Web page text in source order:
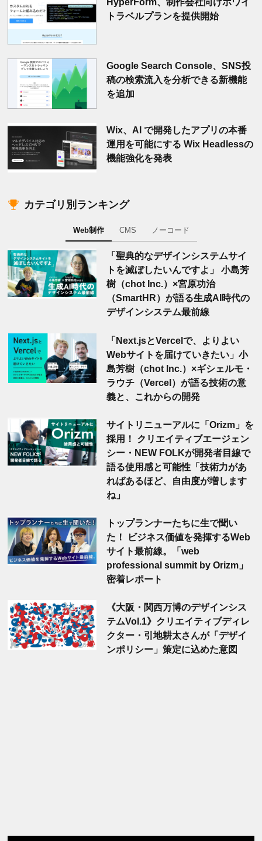
トラベルプランを提供開始
Google Search Console、SNS投
稿の検索流入を分析できる新機能
を追加
Wix、AI で開発したアプリの本番
運用を可能にする Wix Headlessの
機能強化を発表
カテゴリ別ランキング
Web制作 CMS ノーコード
「聖典的なデザインシステムサイ
トを滅ぼしたいんですよ」 小島芳
樹（chot Inc.）×宮原功治
（SmartHR）が語る生成AI時代の
デザインシステム最前線
「Next.jsとVercelで、よりよい
Webサイトを届けていきたい」小
島芳樹（chot Inc.）×ギシェルモ・
ラウチ（Vercel）が語る技術の意
義と、これからの開発
サイトリニューアルに「Orizm」を
採用！ クリエイティブエージェン
シー・NEW FOLKが開発者目線で
語る使用感と可能性「技術力があ
ればあるほど、自由度が増します
ね」
トップランナーたちに生で聞い
た！ ビジネス価値を発揮するWeb
サイト最前線。「web
professional summit by Orizm」
密着レポート
《大阪・関西万博のデザインシス
テムVol.1》クリエイティブディレ
クター・引地耕太さんが「デザイ
ンポリシー」策定に込めた意図